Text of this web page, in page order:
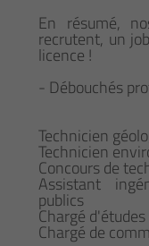
En résumé,
recrutent, un
licence !
- Débouchés
Technicien
Technicien
Concours de
Assistant
publics
Chargé
Chargé de